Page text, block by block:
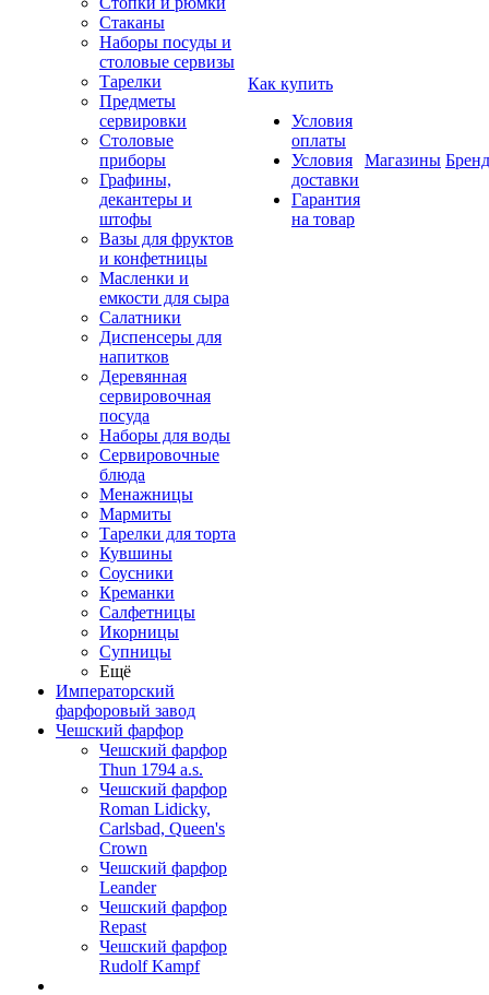
Стаканы
Наборы посуды и
столовые сервизы
Тарелки
Предметы
сервировки
Столовые
приборы
Графины,
декантеры и
штофы
Вазы для фруктов
и конфетницы
Масленки и
емкости для сыра
Салатники
Диспенсеры для
напитков
Деревянная
сервировочная
посуда
Наборы для воды
Сервировочные
блюда
Менажницы
Мармиты
Тарелки для торта
Кувшины
Соусники
Креманки
Салфетницы
Икорницы
Супницы
Ещё
Императорский
фарфоровый завод
Чешский фарфор
Чешский фарфор
Thun 1794 a.s.
Чешский фарфор
Roman Lidicky,
Carlsbad, Queen's
Crown
Чешский фарфор
Leander
Чешский фарфор
Repast
Чешский фарфор
Rudolf Kampf
Как купить
Условия
оплаты
Условия
доставки
Гарантия
на товар
Магазины